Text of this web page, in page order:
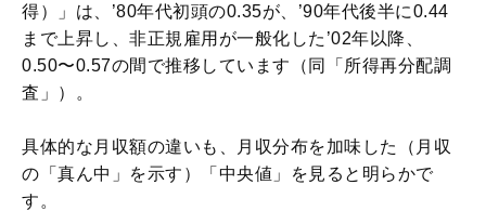
得）」は、’80年代初頭の0.35が、’90年代後半に0.44
まで上昇し、非正規雇用が一般化した’02年以降、
0.50〜0.57の間で推移しています（同「所得再分配調
査」）。
具体的な月収額の違いも、月収分布を加味した（月収
の「真ん中」を示す）「中央値」を見ると明らかで
す。